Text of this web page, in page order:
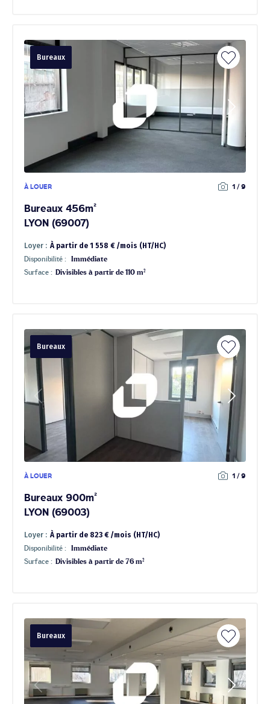
Bureaux
À LOUER 1 / 9
Bureaux 456m²
LYON (69007)
Loyer : À partir de 1 558 € /mois (HT/HC)
Disponibilité :
Immédiate
Surface : Divisibles à partir de 110 m²
Bureaux
À LOUER 1 / 9
Bureaux 900m²
LYON (69003)
Loyer : À partir de 823 € /mois (HT/HC)
Disponibilité :
Immédiate
Surface : Divisibles à partir de 76 m²
Bureaux